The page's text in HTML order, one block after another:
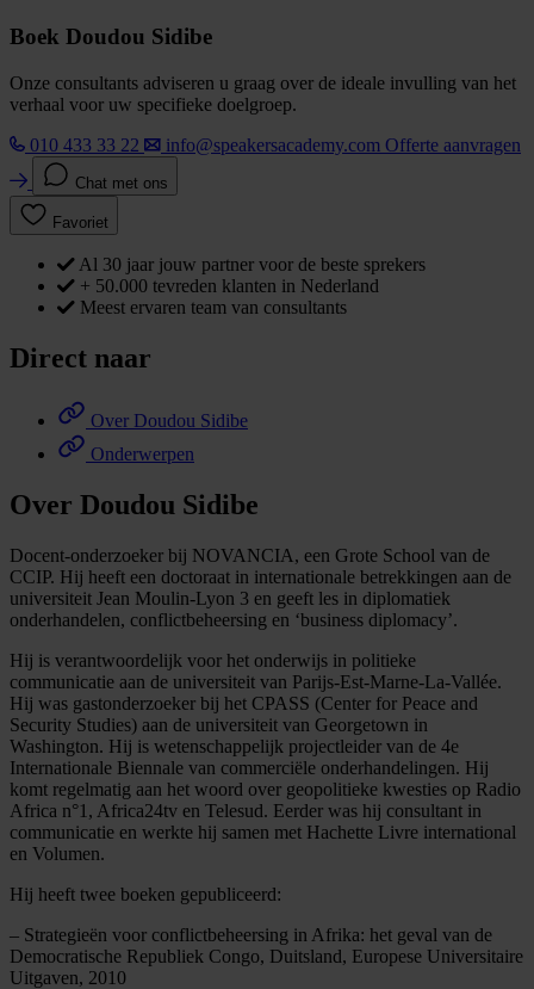
Boek Doudou Sidibe
Onze consultants adviseren u graag over de ideale invulling van het
verhaal voor uw specifieke doelgroep.
010 433 33 22
info@speakersacademy.com Offerte aanvragen
Chat met ons
Favoriet
Al 30 jaar jouw partner voor de beste sprekers
+ 50.000 tevreden klanten in Nederland
Meest ervaren team van consultants
Direct naar
Over Doudou Sidibe
Onderwerpen
Over Doudou Sidibe
Docent-onderzoeker bij NOVANCIA, een Grote School van de
CCIP. Hij heeft een doctoraat in internationale betrekkingen aan de
universiteit Jean Moulin-Lyon 3 en geeft les in diplomatiek
onderhandelen, conflictbeheersing en ‘business diplomacy’.
Hij is verantwoordelijk voor het onderwijs in politieke
communicatie aan de universiteit van Parijs-Est-Marne-La-Vallée.
Hij was gastonderzoeker bij het CPASS (Center for Peace and
Security Studies) aan de universiteit van Georgetown in
Washington. Hij is wetenschappelijk projectleider van de 4e
Internationale Biennale van commerciële onderhandelingen. Hij
komt regelmatig aan het woord over geopolitieke kwesties op Radio
Africa n°1, Africa24tv en Telesud. Eerder was hij consultant in
communicatie en werkte hij samen met Hachette Livre international
en Volumen.
Hij heeft twee boeken gepubliceerd:
– Strategieën voor conflictbeheersing in Afrika: het geval van de
Democratische Republiek Congo, Duitsland, Europese Universitaire
Uitgaven, 2010